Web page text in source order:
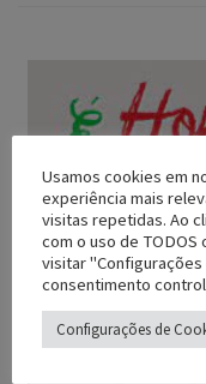
Usamos cookies em
experiência mais
visitas repetidas. Ao
com o uso de
visitar
consentimento
Configurações de